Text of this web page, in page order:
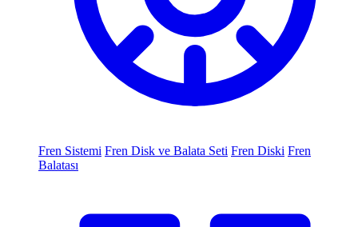
Fren Sistemi Fren Disk ve Balata Seti Fren Diski Fren
Balatası